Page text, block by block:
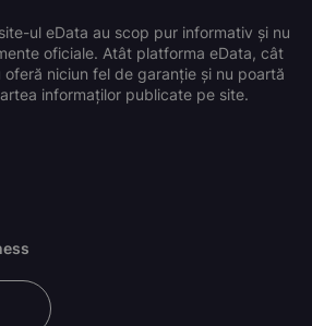
ul eData au scop pur informativ și nu
oficiale. Atât platforma eData, cât
oferă niciun fel de garanție și nu poartă
informaților publicate pe site.